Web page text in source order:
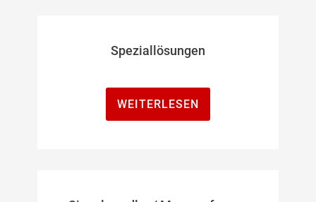
Speziallösungen
WEITERLESEN